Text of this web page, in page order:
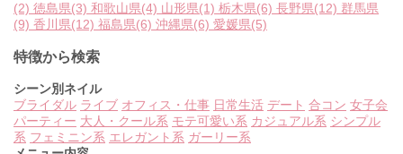
(2) 徳島県(3) 和歌山県(4) 山形県(1) 栃木県(6) 長野県(12) 群馬県
(9) 香川県(12) 福島県(6) 沖縄県(6) 愛媛県(5)
特徴から検索
シーン別ネイル
ブライダル ライブ オフィス・仕事 日常生活 デート 合コン 女子会
パーティー 大人・クール系 モテ可愛い系 カジュアル系 シンプル
系 フェミニン系 エレガント系 ガーリー系